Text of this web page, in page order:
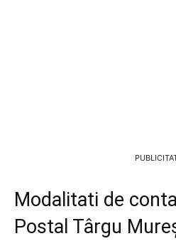
Modalitati de
Postal Târgu